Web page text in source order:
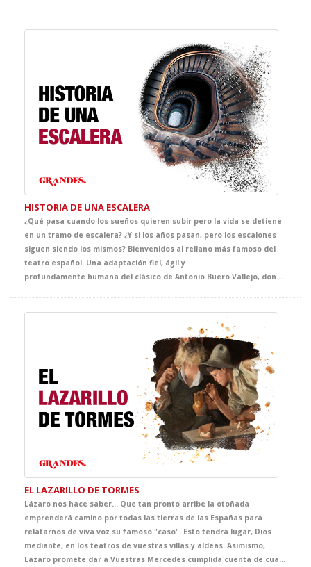
HISTORIA DE UNA ESCALERA
¿Qué pasa cuando los sueños quieren subir pero la vida se detiene
en un tramo de escalera? ¿Y si los años pasan, pero los escalones
siguen siendo los mismos? Bienvenidos al rellano más famoso del
teatro español. Una adaptación fiel, ágil y
profundamente humana del clásico de Antonio Buero Vallejo, donde generaciones enteras se cruzan, se miran… y a veces, se pierden. Una historia de amor, rutina, lucha y desencanto, donde lo cotidiano se convierte en símbolo, y lo sencillo, en extraordinario. Especialmente pensada para tus alumnos, esta versión hará que entiendan y sientan por qué el realismo sigue estando en el peldaño más alto en la historia del teatro español. Porque a veces, basta una escalera para contar toda una vida. Una obra realista y conmovedora que sube un peldaño más en GRANDES, el ciclo que da voz a la gran literatura desde el teatro.
EL LAZARILLO DE TORMES
Lázaro nos hace saber… Que tan pronto arribe la otoñada
emprenderá camino por todas las tierras de las Españas para
relatarnos de viva voz su famoso "caso". Esto tendrá lugar, Dios
mediante, en los teatros de vuestras villas y aldeas. Asimismo,
Lázaro promete dar a Vuestras Mercedes cumplida cuenta de cuantas fortunas y adversidades le acontecieron, bien es verdad que pocas y breves fueron las primeras y cuantiosas y muy penosas las segundas. Lázaro confía que del conocimiento de tan triste y divertida historia sepan extraer Vuestras Mercedes y, muy principalmente, vuestros discípulos, tanto el buen juicio que les ayude a evitar los malos senderos y los malos compañeros, como la cristiana compasión y la inmerecida generosidad que precisa su muy hambrienta persona. Quedando agradecido de ser considerado dentro del ciclo GRANDES, con tan notables figuras.